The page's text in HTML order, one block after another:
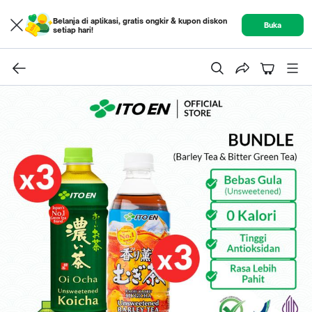
Belanja di aplikasi, gratis ongkir & kupon diskon
setiap hari!
Buka